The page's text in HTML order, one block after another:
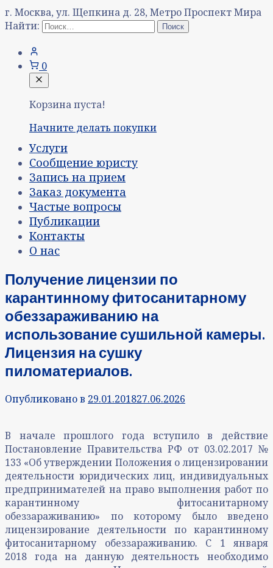
г. Москва, ул. Щепкина д. 28, Метро Проспект Мира
Найти:
0
Корзина пуста!
Начните делать покупки
Услуги
Сообщение юристу
Запись на прием
Заказ документа
Частые вопросы
Публикации
Контакты
О нас
Получение лицензии по
карантинному фитосанитарному
обеззараживанию на
использование сушильной камеры.
Лицензия на сушку
пиломатериалов.
Опубликовано в 29.01.201827.06.2026
В начале прошлого года вступило в действие
Постановление Правительства РФ от 03.02.2017 №
133 «Об утверждении Положения о лицензировании
деятельности юридических лиц, индивидуальных
предпринимателей на право выполнения работ по
карантинному фитосанитарному
обеззараживанию» по которому было введено
лицензирование деятельности по карантинному
фитосанитарному обеззараживанию. С 1 января
2018 года на данную деятельность необходимо